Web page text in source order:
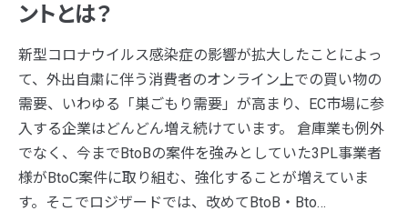
ントとは？
新型コロナウイルス感染症の影響が拡大したことによっ
て、外出自粛に伴う消費者のオンライン上での買い物の
需要、いわゆる「巣ごもり需要」が高まり、EC市場に参
入する企業はどんどん増え続けています。 倉庫業も例外
でなく、今までBtoBの案件を強みとしていた3PL事業者
様がBtoC案件に取り組む、強化することが増えていま
す。そこでロジザードでは、改めてBtoB・Bto…